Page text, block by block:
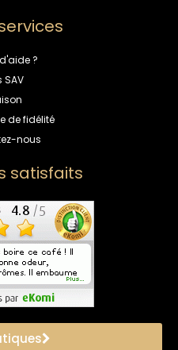
?
SAV
de fidélité
nous
satisfaits